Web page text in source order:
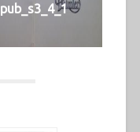
pub_s3_4_1